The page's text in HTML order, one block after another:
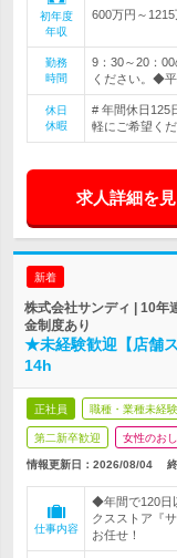
初年度
年収
600万円～1215
勤務
時間
9：30～20：
ください。◆
休日
休暇
# 年間休日125
軽にご希望く
求人詳細を
新着
株式会社サンディ | 10年
金制度あり
★未経験歓迎【店舗
14h
正社員 職種・業種未経
第二新卒歓迎 女性のお
情報更新日：2026/08/04
仕事内容
◆年間で120日
クスストア『
お任せ！